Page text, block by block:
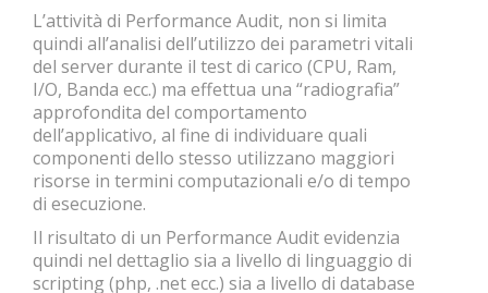
L’attività di Performance Audit, non si limita
quindi all’analisi dell’utilizzo dei parametri vitali
del server durante il test di carico (CPU, Ram,
I/O, Banda ecc.) ma effettua una “radiografia”
approfondita del comportamento
dell’applicativo, al fine di individuare quali
componenti dello stesso utilizzano maggiori
risorse in termini computazionali e/o di tempo
di esecuzione.
Il risultato di un Performance Audit evidenzia
quindi nel dettaglio sia a livello di linguaggio di
scripting (php, .net ecc.) sia a livello di database